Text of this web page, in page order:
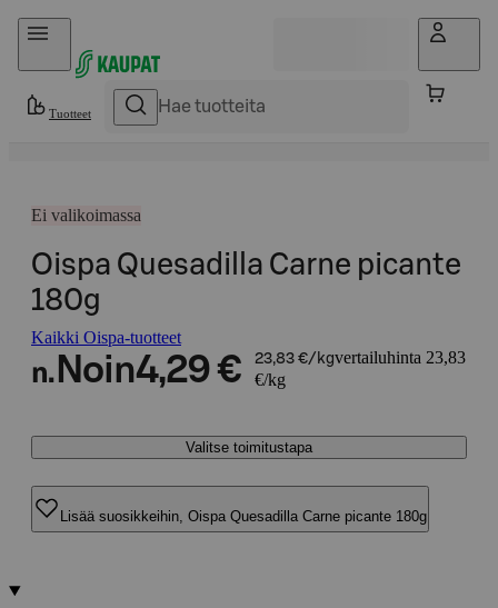
Hyppää sisältöön
Tuotteet
Ei valikoimassa
Oispa Quesadilla Carne picante
180g
Kaikki Oispa-tuotteet
n. Noin4,29 € 23,83 €/kgvertailuhinta 23,83
€/kg
Valitse toimitustapa
Lisää suosikkeihin, Oispa Quesadilla Carne picante 180g